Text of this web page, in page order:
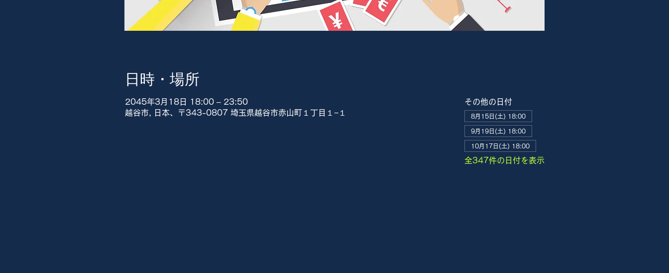
日時・場所
2045年3月18日 18:00 – 23:50
越谷市, 日本、〒343-0807 埼玉県越谷市赤山町１丁目１−１
その他の日付
8月15日(土) 18:00
9月19日(土) 18:00
10月17日(土) 18:00
全347件の日付を表示